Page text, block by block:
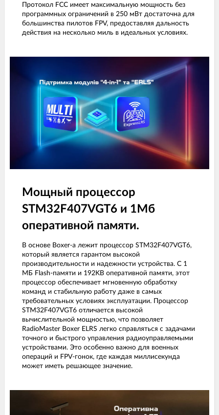
Протокол FCC имеет максимальную мощность без
программных ограничений в 250 мВт достаточна для
большинства пилотов FPV, предоставляя дальность
действия на несколько миль в идеальных условиях.
Мощный процессор
STM32F407VGT6 и 1Мб
оперативной памяти.
В основе Boxer-а лежит процессор STM32F407VGT6,
который является гарантом высокой
производительности и надежности устройства. С 1
МБ Flash-памяти и 192KB оперативной памяти, этот
процессор обеспечивает мгновенную обработку
команд и стабильную работу даже в самых
требовательных условиях эксплуатации. Процессор
STM32F407VGT6 отличается высокой
вычислительной мощностью, что позволяет
RadioMaster Boxer ELRS легко справляться с задачами
точного и быстрого управления радиоуправляемыми
устройствами. Это особенно важно для военных
операций и FPV-гонок, где каждая миллисекунда
может иметь решающее значение.